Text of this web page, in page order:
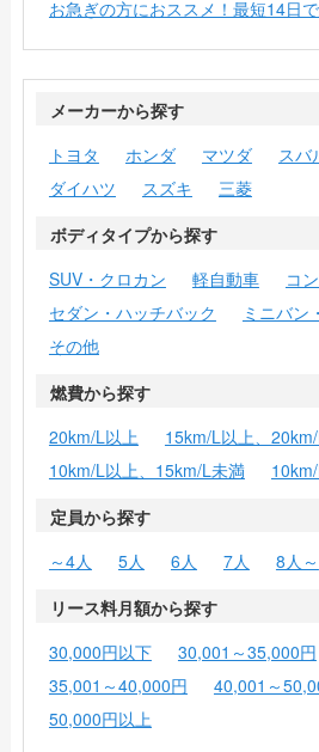
お急ぎの方におススメ！最短14日
メーカーから探す
トヨタ
ホンダ マツダ スバ
ダイハツ
スズキ
三菱
ボディタイプから探す
SUV・クロカン
軽自動車
コ
セダン・ハッチバック
ミニバン
その他
燃費から探す
20km/L以上
15km/L以上、
10km/L以上、15km/L未満
定員から探す
～4人
5人 6人 7人
8人～
リース料月額から探す
30,000円以下
30,001～35,000円
35,001～40,000円
40,001～
50,000円以上